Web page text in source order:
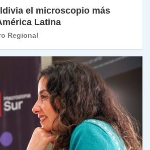
el microscopio más
Latina
Regional